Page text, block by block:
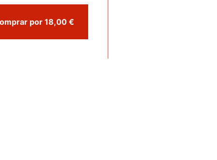
Comprar por 18,00 €